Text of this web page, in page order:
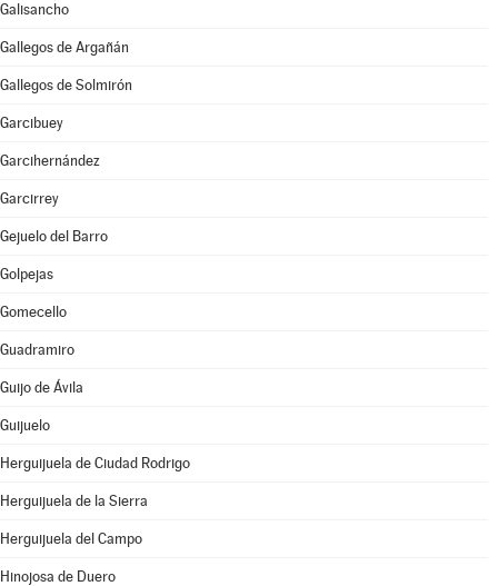
Galisancho
Gallegos de Argañán
Gallegos de Solmirón
Garcibuey
Garcihernández
Garcirrey
Gejuelo del Barro
Golpejas
Gomecello
Guadramiro
Guijo de Ávila
Guijuelo
Herguijuela de Ciudad Rodrigo
Herguijuela de la Sierra
Herguijuela del Campo
Hinojosa de Duero